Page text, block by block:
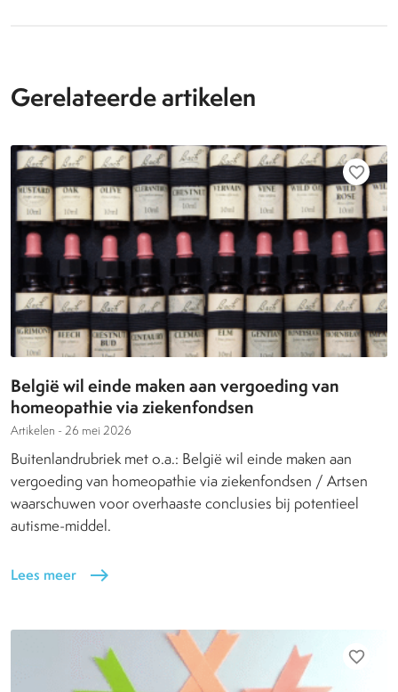
Gerelateerde artikelen
favorite_border
België wil einde maken aan vergoeding van
homeopathie via ziekenfondsen
Artikelen - 26 mei 2026
Buitenlandrubriek met o.a.: België wil einde maken aan
vergoeding van homeopathie via ziekenfondsen / Artsen
waarschuwen voor overhaaste conclusies bij potentieel
autisme-middel.
Lees meer east
favorite_border